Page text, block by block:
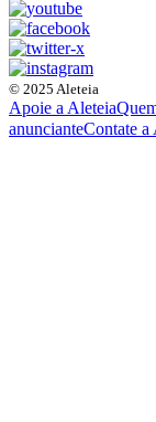
© 2025 Aleteia
Apoie a Aleteia
anuncianteContate a